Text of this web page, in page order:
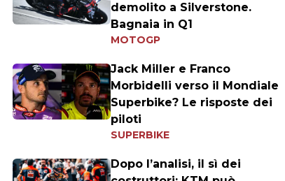
demolito a Silverstone.
Bagnaia in Q1
MOTOGP
Jack Miller e Franco
Morbidelli verso il Mondiale
Superbike? Le risposte dei
piloti
SUPERBIKE
Dopo l’analisi, il sì dei